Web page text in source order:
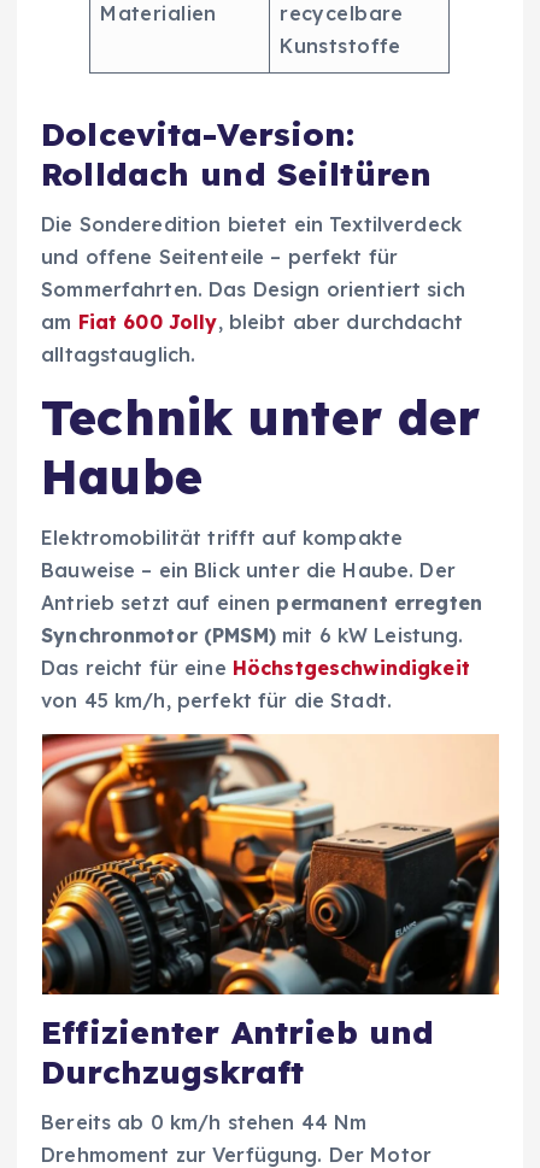
Materialien
recycelbare
Kunststoffe
Dolcevita-Version:
Rolldach und Seiltüren
Die Sonderedition bietet ein Textilverdeck
und offene Seitenteile – perfekt für
Sommerfahrten. Das Design orientiert sich
am Fiat 600 Jolly, bleibt aber durchdacht
alltagstauglich.
Technik unter der
Haube
Elektromobilität trifft auf kompakte
Bauweise – ein Blick unter die Haube. Der
Antrieb setzt auf einen permanent erregten
Synchronmotor (PMSM)mit 6 kW Leistung.
Das reicht für eine Höchstgeschwindigkeit
von 45 km/h, perfekt für die Stadt.
Effizienter Antrieb und
Durchzugskraft
Bereits ab 0 km/h stehen 44 Nm
Drehmoment zur Verfügung. Der Motor